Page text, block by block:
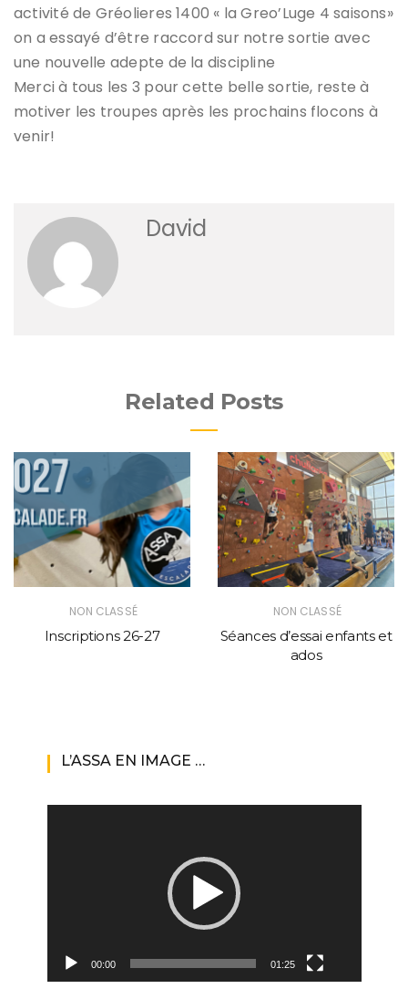
activité de Gréolieres 1400 « la Greo’Luge 4 saisons»
on a essayé d’être raccord sur notre sortie avec
une nouvelle adepte de la discipline
Merci à tous les 3 pour cette belle sortie, reste à
motiver les troupes après les prochains flocons à
venir!
David
Related Posts
NON CLASSÉ
Inscriptions 26-27
NON CLASSÉ
Séances d’essai enfants et
ados
L’ASSA EN IMAGE …
00:00 01:25